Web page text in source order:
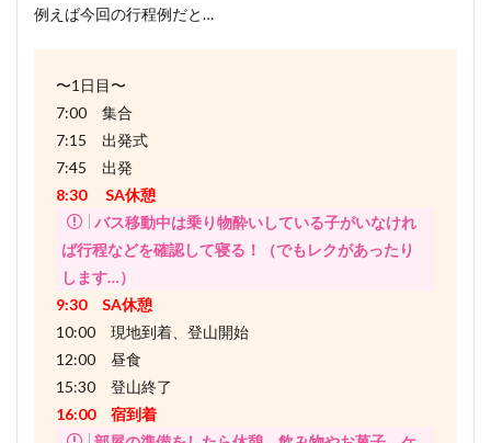
例えば今回の行程例だと…
〜1日目〜
7:00 集合
7:15 出発式
7:45 出発
8:30 SA休憩
バス移動中は乗り物酔いしている子がいなけれ
ば行程などを確認して寝る！（でもレクがあったり
します…）
9:30 SA休憩
10:00 現地到着、登山開始
12:00 昼食
15:30 登山終了
16:00 宿到着